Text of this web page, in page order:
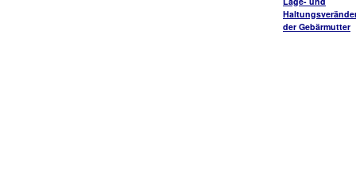
der Gebärmutter